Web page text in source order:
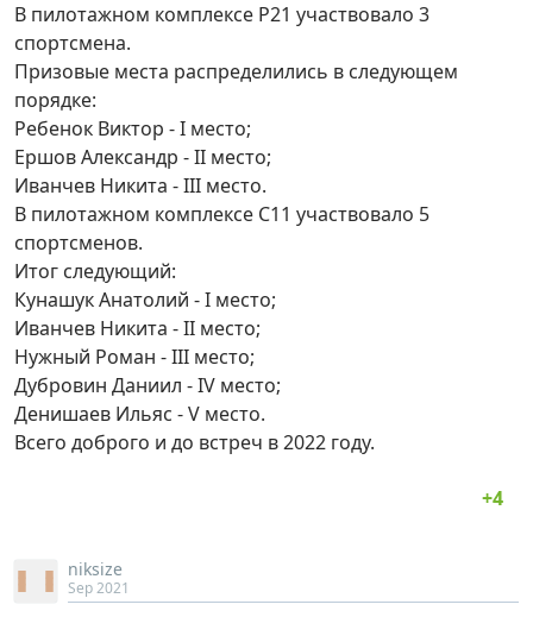
В пилотажном комплексе Р21 участвовало 3
спортсмена.
Призовые места распределились в следующем
порядке:
Ребенок Виктор - I место;
Ершов Александр - II место;
Иванчев Никита - III место.
В пилотажном комплексе С11 участвовало 5
спортсменов.
Итог следующий:
Кунашук Анатолий - I место;
Иванчев Никита - II место;
Нужный Роман - III место;
Дубровин Даниил - IV место;
Денишаев Ильяс - V место.
Всего доброго и до встреч в 2022 году.
niksize
Sep 2021